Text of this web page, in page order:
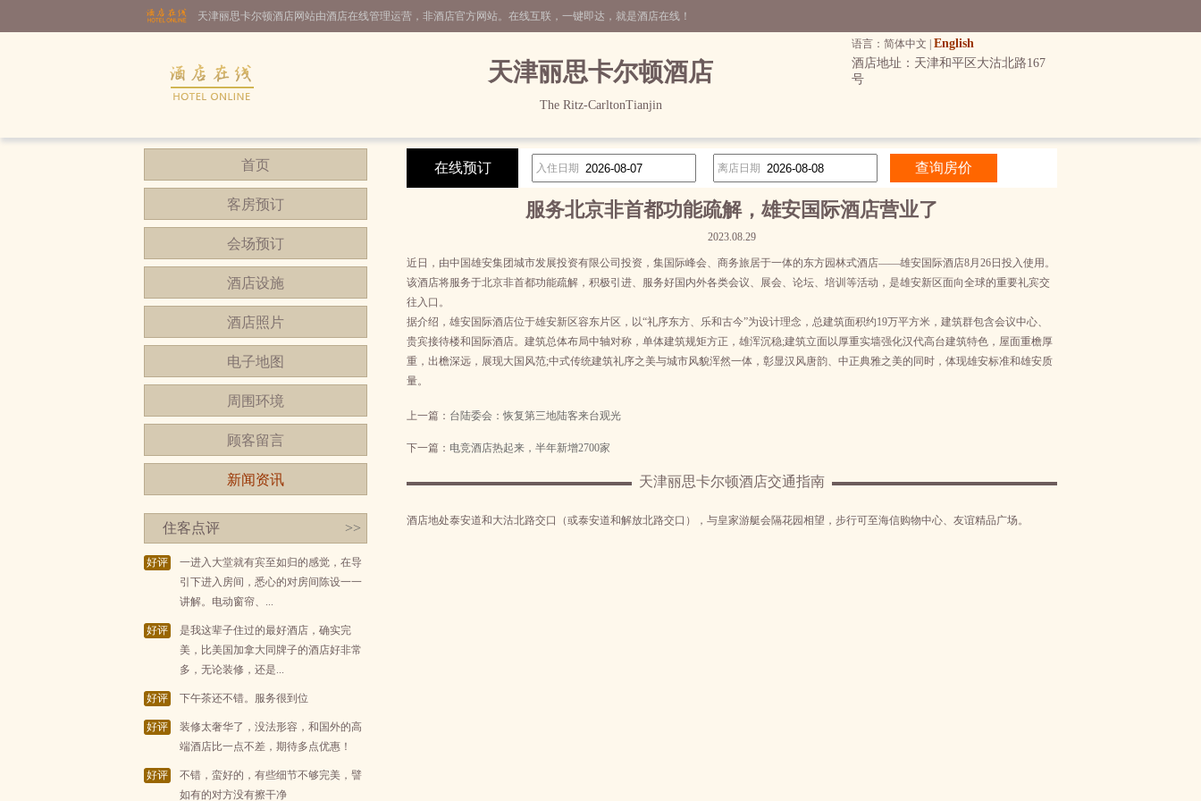
天津丽思卡尔顿酒店网站由酒店在线管理运营，非酒店官方网站。在线互联，一键即达，就是酒店在线！
语言：简体中文 | English
天津丽思卡尔顿酒店
The Ritz-CarltonTianjin
酒店地址：天津和平区大沽北路167
号
首页
客房预订
会场预订
酒店设施
酒店照片
电子地图
周围环境
顾客留言
新闻资讯
住客点评 >>
好评
一进入大堂就有宾至如归的感觉，在导
引下进入房间，悉心的对房间陈设一一
讲解。电动窗帘、...
好评
是我这辈子住过的最好酒店，确实完
美，比美国加拿大同牌子的酒店好非常
多，无论装修，还是...
好评 下午茶还不错。服务很到位
好评
装修太奢华了，没法形容，和国外的高
端酒店比一点不差，期待多点优惠！
好评
不错，蛮好的，有些细节不够完美，譬
如有的对方没有擦干净
在线预订 入住日期 离店日期
服务北京非首都功能疏解，雄安国际酒店营业了
2023.08.29
近日，由中国雄安集团城市发展投资有限公司投资，集国际峰会、商务旅居于一体的东方园林式酒店——雄安国际酒店8月26日投入使用。
该酒店将服务于北京非首都功能疏解，积极引进、服务好国内外各类会议、展会、论坛、培训等活动，是雄安新区面向全球的重要礼宾交
往入口。
据介绍，雄安国际酒店位于雄安新区容东片区，以“礼序东方、乐和古今”为设计理念，总建筑面积约19万平方米，建筑群包含会议中心、
贵宾接待楼和国际酒店。建筑总体布局中轴对称，单体建筑规矩方正，雄浑沉稳;建筑立面以厚重实墙强化汉代高台建筑特色，屋面重檐厚
重，出檐深远，展现大国风范;中式传统建筑礼序之美与城市风貌浑然一体，彰显汉风唐韵、中正典雅之美的同时，体现雄安标准和雄安质
量。
上一篇： 台陆委会：恢复第三地陆客来台观光
下一篇： 电竞酒店热起来，半年新增2700家
天津丽思卡尔顿酒店交通指南
酒店地处泰安道和大沽北路交口（或泰安道和解放北路交口），与皇家游艇会隔花园相望，步行可至海信购物中心、友谊精品广场。